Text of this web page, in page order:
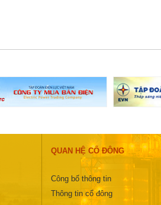
QUAN HỆ CỔ ĐÔNG
Công bố thông tin
Thông tin cổ đông